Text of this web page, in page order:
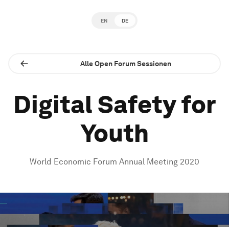
EN DE
Alle Open Forum Sessionen
Digital Safety for
Youth
World Economic Forum Annual Meeting 2020
seconds
of